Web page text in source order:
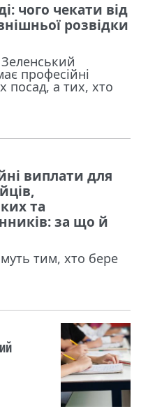
чого чекати від
розвідки
професійні
посад, а тих, хто
виплати для
та
за що й
тим, хто бере